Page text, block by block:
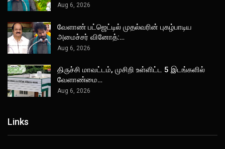
Aug 6, 2026
வேளாண் பட்ஜெட்டில் முதல்வரின் புகழ்பாடிய
அமைச்சர் வினோத்:…
Aug 6, 2026
திருச்சி மாவட்டம், முசிறி உள்ளிட்ட 5 இடங்களில்
வேளாண்மை…
Aug 6, 2026
Links